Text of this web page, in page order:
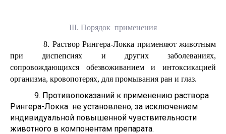
III. Порядок применения
8. Раствор Рингера-Локка применяют животным
при диспепсиях и других заболеваниях,
сопровождающихся обезвоживанием и интоксикацией
организма, кровопотерях, для промывания ран и глаз.
9. Противопоказаний к применению раствора
Рингера-Локка не установлено, за исключением
индивидуальной повышенной чувствительности
животного в компонентам препарата.